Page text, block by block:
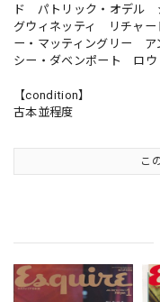
ド パトリック・オデル
グウィネッティ リチャ
ー・マッティングリー
シー・ダベンポート ロ
【condition】
古本並程度
こ